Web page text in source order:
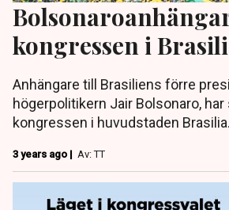
kongressen i
Anhängare till Brasiliens förre
högerpolitikern Jair Bolsonaro,
kongressen i huvudstaden Brasilia.
3 years ago | Av: TT